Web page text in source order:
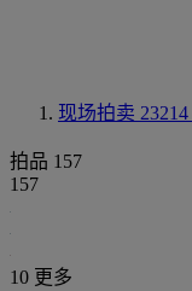
现场拍卖 23214
拍品 157
157
10 更多